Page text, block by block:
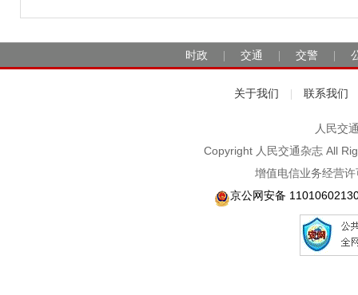
时政 交通 交警
关于我们 联系我们
人民交
Copyright 人民交通杂志 All
增值电信业务经营
京公网安备